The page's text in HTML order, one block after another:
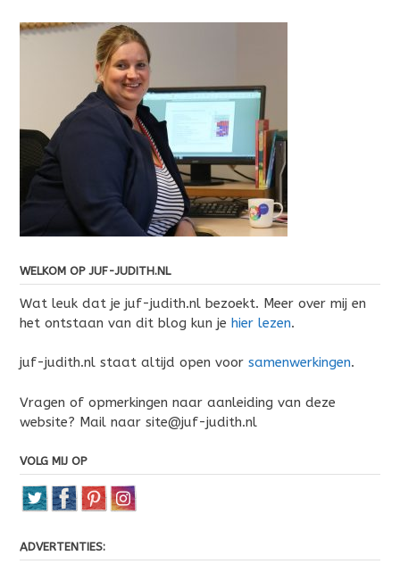
WELKOM OP JUF-JUDITH.NL
Wat leuk dat je juf-judith.nl bezoekt. Meer over mij en
het ontstaan van dit blog kun je hier lezen.
juf-judith.nl staat altijd open voor samenwerkingen.
Vragen of opmerkingen naar aanleiding van deze
website? Mail naar site@juf-judith.nl
VOLG MIJ OP
ADVERTENTIES: